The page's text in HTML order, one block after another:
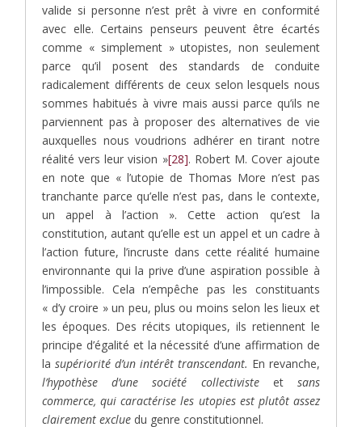
valide si personne n’est prêt à vivre en conformité
avec elle. Certains penseurs peuvent être écartés
comme « simplement » utopistes, non seulement
parce qu’il posent des standards de conduite
radicalement différents de ceux selon lesquels nous
sommes habitués à vivre mais aussi parce qu’ils ne
parviennent pas à proposer des alternatives de vie
auxquelles nous voudrions adhérer en tirant notre
réalité vers leur vision »[28]. Robert M. Cover ajoute
en note que « l’utopie de Thomas More n’est pas
tranchante parce qu’elle n’est pas, dans le contexte,
un appel à l’action ». Cette action qu’est la
constitution, autant qu’elle est un appel et un cadre à
l’action future, l’incruste dans cette réalité humaine
environnante qui la prive d’une aspiration possible à
l’impossible. Cela n’empêche pas les constituants
« d’y croire » un peu, plus ou moins selon les lieux et
les époques. Des récits utopiques, ils retiennent le
principe d’égalité et la nécessité d’une affirmation de
lasupériorité d’un intérêt transcendant. En revanche,
l’hypothèse d’une société collectivisteet sans
commerce, qui caractérise les utopies est plutôt assez
clairement exclue du genre constitutionnel.